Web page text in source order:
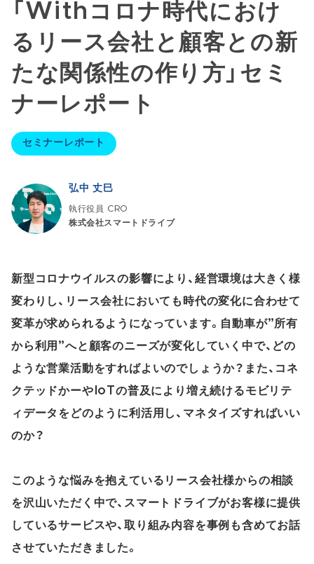
「Withコロナ時代におけ
るリース会社と顧客との新
たな関係性の作り方」セミ
ナーレポート
セミナーレポート
弘中 丈巳
執行役員 CRO
株式会社スマートドライブ
新型コロナウイルスの影響により、経営環境は大きく様
変わりし、リース会社においても時代の変化に合わせて
変革が求められるようになっています。自動車が”所有
から利用”へと顧客のニーズが変化していく中で、どの
ような営業活動をすればよいのでしょうか？また、コネ
クテッドかーやIoTの普及により増え続けるモビリテ
ィデータをどのように利活用し、マネタイズすればいい
のか？
このような悩みを抱えているリース会社様からの相談
を沢山いただく中で、スマートドライブがお客様に提供
しているサービスや、取り組み内容を事例も含めてお話
させていただきました。